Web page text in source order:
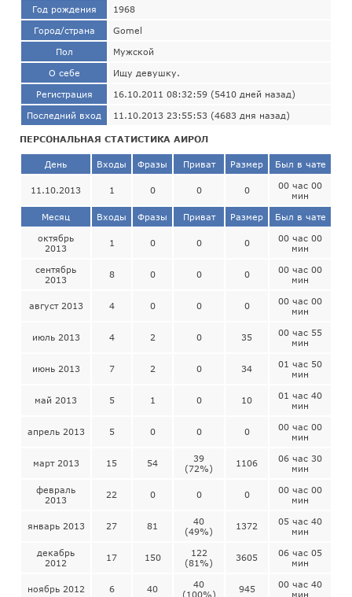
Год рождения 1968
Город/страна Gomel
Пол Мужской
О себе Ищу девушку.
Регистрация 16.10.2011 08:32:59 (5410 дней назад)
Последний вход 11.10.2013 23:55:53 (4683 дня назад)
ПЕРСОНАЛЬНАЯ СТАТИСТИКА АИРОЛ
День Входы Фразы Приват Размер Был в чате
11.10.2013 1 0 0 0
00 час 00
мин
Месяц Входы Фразы Приват Размер Был в чате
октябрь
2013
1 0 0 0
00 час 00
мин
сентябрь
2013
8 0 0 0
00 час 00
мин
август 2013 4 0 0 0
00 час 00
мин
июль 2013 4 2 0 35
00 час 55
мин
июнь 2013 7 2 0 34
01 час 50
мин
май 2013 5 1 0 10
01 час 40
мин
апрель 2013 5 0 0 0
00 час 00
мин
март 2013 15 54
39
(72%)
1106
06 час 30
мин
февраль
2013
22 0 0 0
00 час 00
мин
январь 2013 27 81
40
(49%)
1372
05 час 40
мин
декабрь
2012
17 150
122
(81%)
3605
06 час 05
мин
ноябрь 2012 6 40
40
(100%)
945
00 час 40
мин